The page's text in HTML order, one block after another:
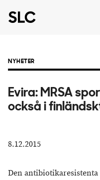
NYHETER
Evira: ​MRSA
också i
8.12.2015
Den